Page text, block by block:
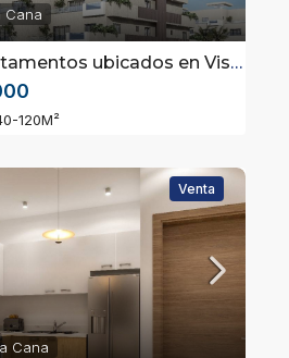
Cana
ubicados en Vista Cana, Punta Cana.
120M²
Venta
Cana